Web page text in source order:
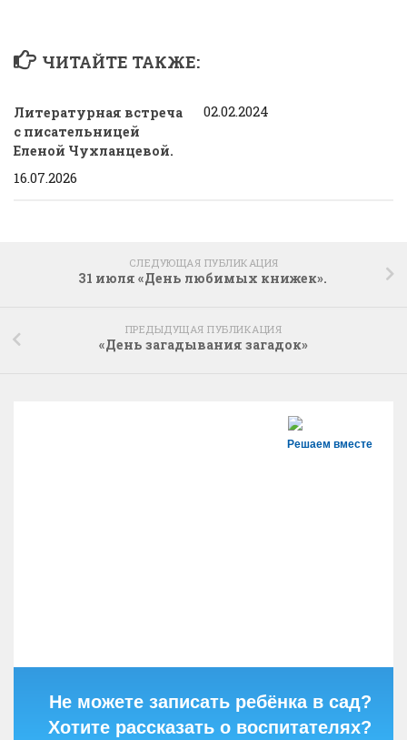
ЧИТАЙТЕ ТАКЖЕ:
Литературная встреча
с писательницей
Еленой Чухланцевой.
16.07.2026
02.02.2024
СЛЕДУЮЩАЯ ПУБЛИКАЦИЯ
31 июля «День любимых книжек».
ПРЕДЫДУЩАЯ ПУБЛИКАЦИЯ
«День загадывания загадок»
Решаем вместе
Не можете записать ребёнка в сад?
Хотите рассказать о воспитателях?